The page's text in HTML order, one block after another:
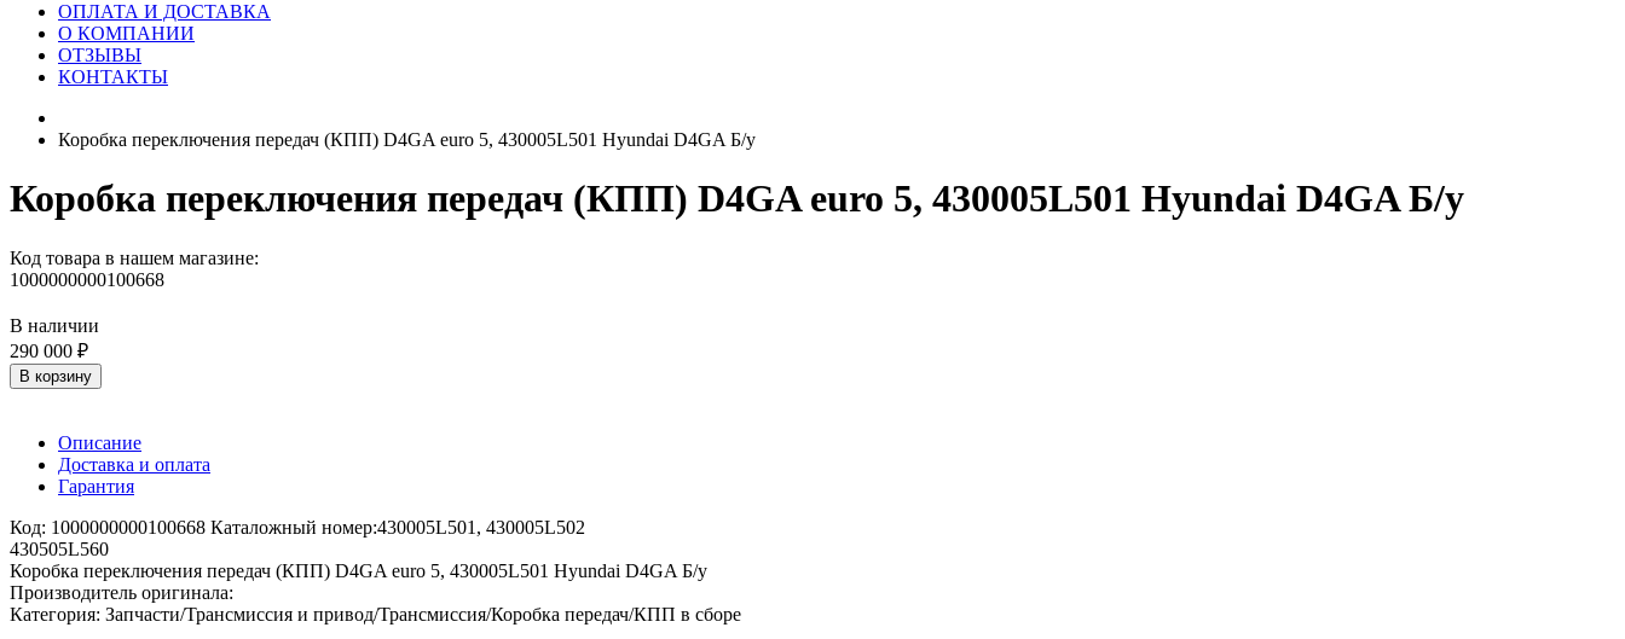
ОПЛАТА И ДОСТАВКА
О КОМПАНИИ
ОТЗЫВЫ
КОНТАКТЫ
Коробка переключения передач (КПП) D4GA euro 5, 430005L501 Hyundai D4GA Б/у
Коробка переключения передач (КПП) D4GA euro 5, 430005L501 Hyundai D4GA Б/у
Код товара в нашем магазине:
1000000000100668
В наличии
290 000 ₽
В корзину
Описание
Доставка и оплата
Гарантия
Код: 1000000000100668 Каталожный номер:430005L501, 430005L502
430505L560
Коробка переключения передач (КПП) D4GA euro 5, 430005L501 Hyundai D4GA Б/у
Производитель оригинала:
Категория: Запчасти/Трансмиссия и привод/Трансмиссия/Коробка передач/КПП в сборе